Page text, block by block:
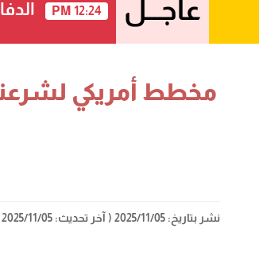
عاجـــل 12:24 PM الدفاع
مخطط أمريكي
نشر بتاريخ: 2025/11/05 ( آخر تحديث: 2025/11/05 الساعة: 01:18 )